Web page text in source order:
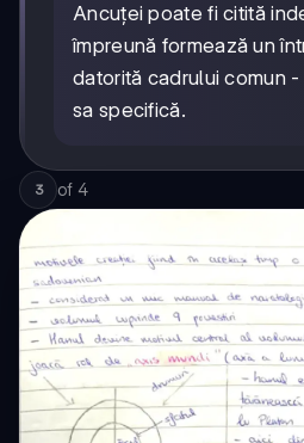
Ancuței poate fi citită
împreună formează un
datorită cadrului comun
sa specifică.
3 of 4